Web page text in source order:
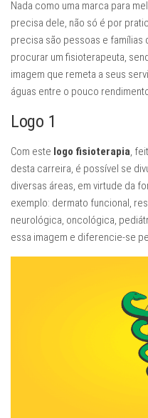
Nada como uma marca para
precisa dele, não só é por
precisa são pessoas e famílias
procurar um fisioterapeuta,
imagem que remeta a seus
águas entre o pouco
Logo 1
Com este logo fisioterapia,
desta carreira, é possível se
diversas áreas, em virtude da
exemplo: dermato funcional,
neurológica, oncológica,
essa imagem e diferencie-se